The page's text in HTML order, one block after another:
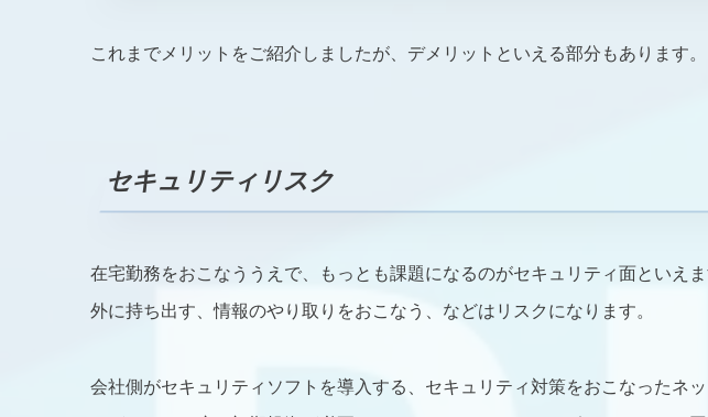
これまでメリットをご紹介しましたが、デメリットといえる部分もあります。
セキュリティリスク
在宅勤務をおこなううえで、もっとも課題になるのがセキュリティ面といえ
外に持ち出す、情報のやり取りをおこなう、などはリスクになります。
会社側がセキュリティソフトを導入する、セキュリティ対策をおこなったネ